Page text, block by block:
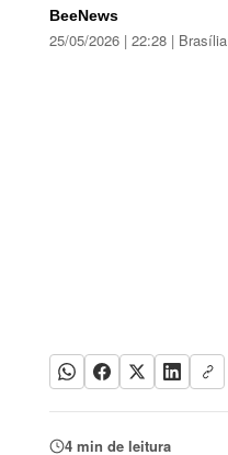
BeeNews
25/05/2026 | 22:28 | Brasília
4 min de leitura